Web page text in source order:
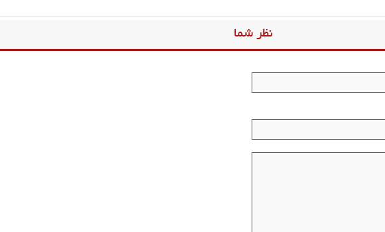
نظر شما